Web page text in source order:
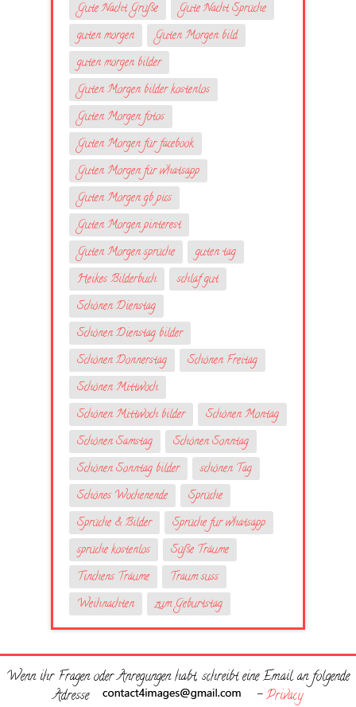
Gute Nacht Grüße
Gute Nacht Sprüche
guten morgen
Guten Morgen bild
guten morgen bilder
Guten Morgen bilder kostenlos
Guten Morgen fotos
Guten Morgen für facebook
Guten Morgen für whatsapp
Guten Morgen gb pics
Guten Morgen pinterest
Guten Morgen sprüche
guten tag
Heikes Bilderbuch
schlaf gut
Schönen Dienstag
Schönen Dienstag bilder
Schönen Donnerstag
Schönen Freitag
Schönen Mittwoch
Schönen Mittwoch bilder
Schönen Montag
Schönen Samstag
Schönen Sonntag
Schönen Sonntag bilder
schönen Tag
Schönes Wochenende
Sprüche
Sprüche & Bilder
Sprüche fur whatsapp
sprüche kostenlos
Süße Träume
Tinchens Träume
Traum suss
Weihnachten
zum Geburtstag
Wenn ihr Fragen oder Anregungen habt, schreibt eine Email an folgende
Adresse
-Privacy